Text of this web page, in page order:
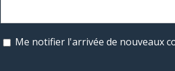
Me notifier l'arrivée de nouveaux